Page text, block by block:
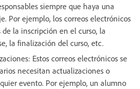
siempre que haya una
Por ejemplo, los correos electrónicos
de la inscripción en el curso, la
la finalización del curso, etc.
Estos correos electrónicos se
necesitan actualizaciones o
evento. Por ejemplo, un alumno